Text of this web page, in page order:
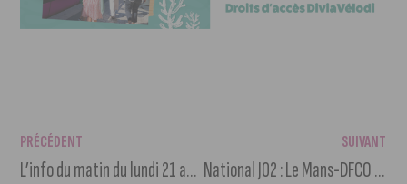
PRÉCÉDENT
L’info du matin du lundi 21 août 2023
SUIVANT
National J02 : Le Mans-DFCO : match nul (1-1)